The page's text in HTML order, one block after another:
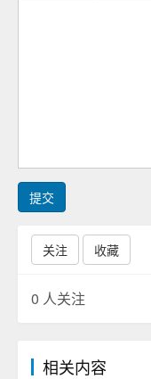
提交
关注 收藏
0 人关注
相关内容